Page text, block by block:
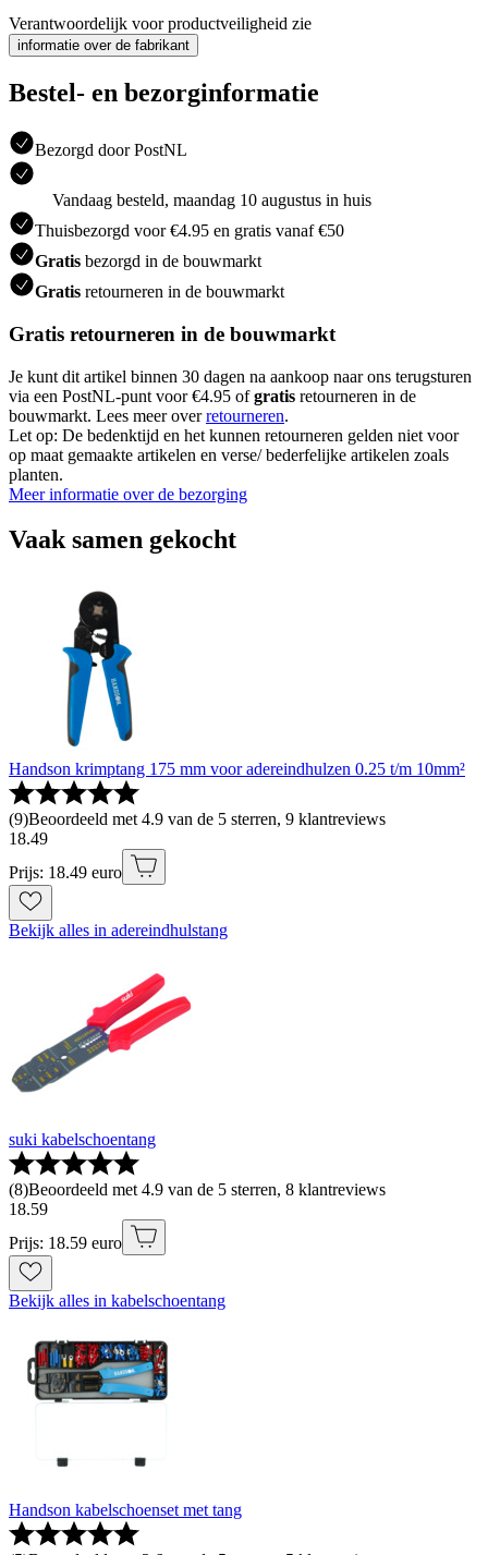
Verantwoordelijk voor productveiligheid zie
informatie over de fabrikant
Bestel- en bezorginformatie
Bezorgd door PostNL
Vandaag besteld, maandag 10 augustus in huis
Thuisbezorgd voor €4.95 en gratis vanaf €50
Gratis bezorgd in de bouwmarkt
Gratis retourneren in de bouwmarkt
Gratis retourneren in de bouwmarkt
Je kunt dit artikel binnen 30 dagen na aankoop naar ons terugsturen
via een PostNL-punt voor €4.95 ofgratis retourneren in de
bouwmarkt. Lees meer overretourneren.
Let op: De bedenktijd en het kunnen retourneren gelden niet voor
op maat gemaakte artikelen en verse/ bederfelijke artikelen zoals
planten.
Meer informatie over de bezorging
Vaak samen gekocht
Handson krimptang 175 mm voor adereindhulzen 0.25 t/m 10mm²
(9)Beoordeeld met 4.9 van de 5 sterren, 9 klantreviews
18.49
Prijs: 18.49 euro
Bekijk alles in adereindhulstang
suki kabelschoentang
(8)Beoordeeld met 4.9 van de 5 sterren, 8 klantreviews
18.59
Prijs: 18.59 euro
Bekijk alles in kabelschoentang
Handson kabelschoenset met tang